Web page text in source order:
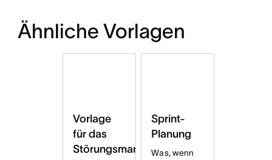
Ähnliche Vorlagen
Vorlage
für das
Störungsmanagement
Sprint-
Planung
Was, wenn